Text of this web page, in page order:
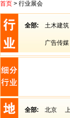
首页 > 行业展会
全部: 土木建筑
广告传媒
全部: 北京